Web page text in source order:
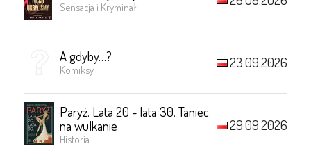
Sensacja i Kryminał
A gdyby…?
Komiksy 23.09.2026
Paryż. Lata 20 - lata 30. Taniec
na wulkanie
Historia
29.09.2026